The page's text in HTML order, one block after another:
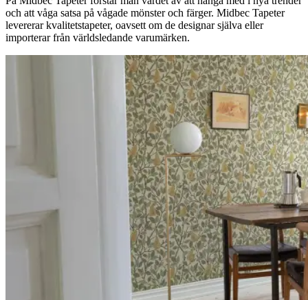
och att våga satsa på vågade mönster och färger. Midbec Tapeter
levererar kvalitetstapeter, oavsett om de designar själva eller
importerar från världsledande varumärken.